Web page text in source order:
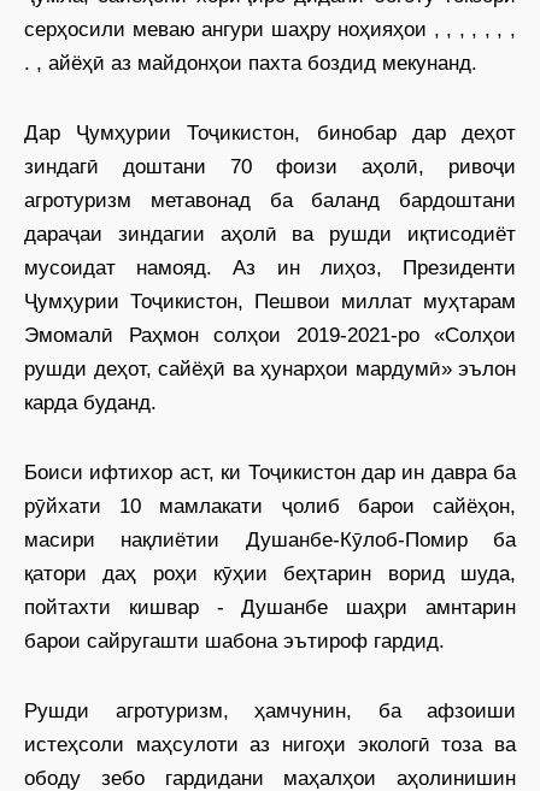
серҳосили меваю ангури шаҳру ноҳияҳои , , , , , , ,
. , айёҳӣ аз майдонҳои пахта боздид мекунанд.
Дар Ҷумҳурии Тоҷикистон, бинобар дар деҳот
зиндагӣ доштани 70 фоизи аҳолӣ, ривоҷи
агротуризм метавонад ба баланд бардоштани
дараҷаи зиндагии аҳолӣ ва рушди иқтисодиёт
мусоидат намояд. Аз ин лиҳоз, Президенти
Ҷумҳурии Тоҷикистон, Пешвои миллат муҳтарам
Эмомалӣ Раҳмон солҳои 2019-2021-ро «Солҳои
рушди деҳот, сайёҳӣ ва ҳунарҳои мардумӣ» эълон
карда буданд.
Боиси ифтихор аст, ки Тоҷикистон дар ин давра ба
рӯйхати 10 мамлакати ҷолиб барои сайёҳон,
масири нақлиётии Душанбе-Кӯлоб-Помир ба
қатори даҳ роҳи кӯҳии беҳтарин ворид шуда,
пойтахти кишвар - Душанбе шаҳри амнтарин
барои сайругашти шабона эътироф гардид.
Рушди агротуризм, ҳамчунин, ба афзоиши
истеҳсоли маҳсулоти аз нигоҳи экологӣ тоза ва
ободу зебо гардидани маҳалҳои аҳолинишин